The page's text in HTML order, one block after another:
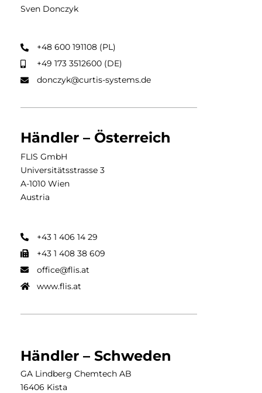
Sven Donczyk​
+48 600 191108 (PL)
+49 173 3512600 (DE)
donczyk@curtis-systems.de
Händler – Österreich
FLIS GmbH
Universitätsstrasse 3
A-1010 Wien
Austria
+43 1 406 14 29
+43 1 408 38 609
office@flis.at
www.flis.at
Händler – Schweden
GA Lindberg Chemtech AB
16406 Kista